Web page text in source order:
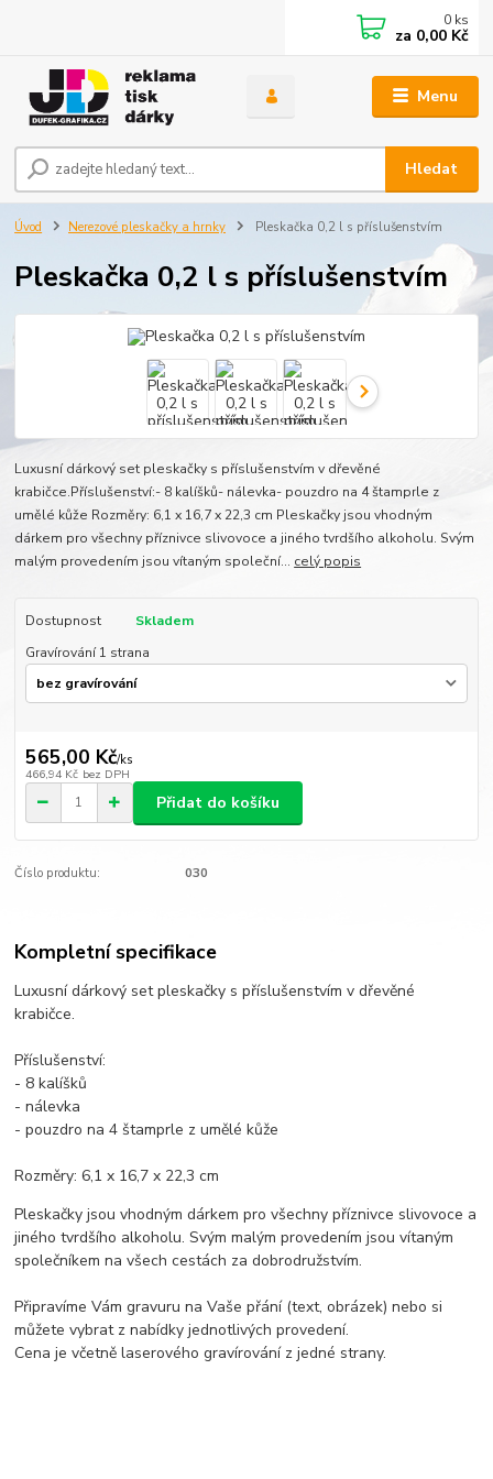
Menu
Hledat
0 ks
za 0,00 Kč
Úvod Nerezové pleskačky a hrnky Pleskačka 0,2 l s příslušenstvím
Pleskačka 0,2 l s příslušenstvím
Luxusní dárkový set pleskačky s příslušenstvím v dřevěné
krabičce.Příslušenství:- 8 kalíšků- nálevka- pouzdro na 4 štamprle z
umělé kůže Rozměry: 6,1 x 16,7 x 22,3 cm Pleskačky jsou vhodným
dárkem pro všechny příznivce slivovoce a jiného tvrdšího alkoholu. Svým
malým provedením jsou vítaným společní... celý popis
Dostupnost
Skladem
Gravírování 1 strana
565,00 Kč/ks
466,94 Kč bez DPH
Přidat do košíku
Číslo produktu: 030
Kompletní specifikace
Luxusní dárkový set pleskačky s příslušenstvím v dřevěné
krabičce.
Příslušenství:
- 8 kalíšků
- nálevka
- pouzdro na 4 štamprle z umělé kůže
Rozměry: 6,1 x 16,7 x 22,3 cm
Pleskačky jsou vhodným dárkem pro všechny příznivce slivovoce a
jiného tvrdšího alkoholu. Svým malým provedením jsou vítaným
společníkem na všech cestách za dobrodružstvím.
Připravíme Vám gravuru na Vaše přání (text, obrázek) nebo si
můžete vybrat z nabídky jednotlivých provedení.
Cena je včetně laserového gravírování z jedné strany.